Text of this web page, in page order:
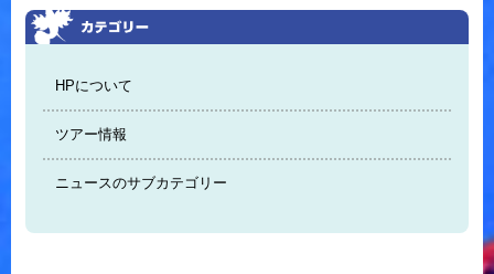
HPについて
ツアー情報
ニュースのサブカテゴリー